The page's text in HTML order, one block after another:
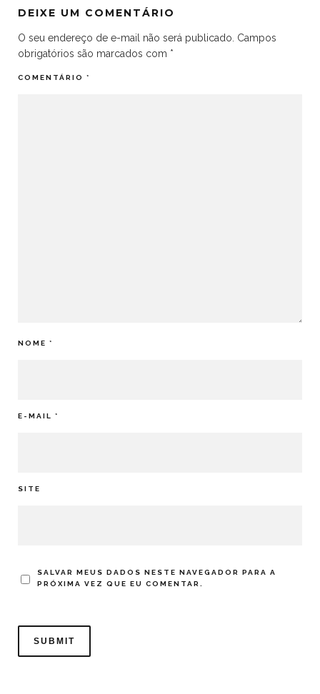
DEIXE UM COMENTÁRIO
O seu endereço de e-mail não será publicado. Campos
obrigatórios são marcados com *
COMENTÁRIO *
NOME *
E-MAIL *
SITE
SALVAR MEUS DADOS NESTE NAVEGADOR PARA A
PRÓXIMA VEZ QUE EU COMENTAR.